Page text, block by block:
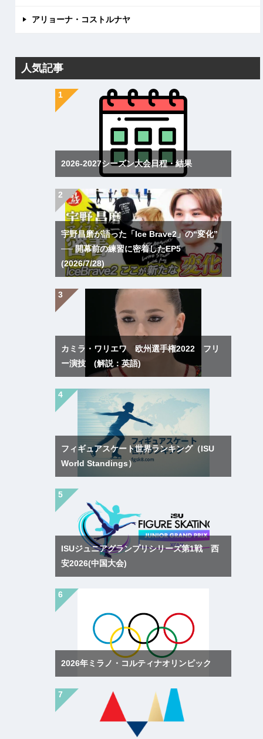
アリョーナ・コストルナヤ
人気記事
2026-2027シーズン大会日程・結果
宇野昌磨が語った「Ice Brave2」の“変化”
── 開幕前の練習に密着したEP5
(2026/7/28)
カミラ・ワリエワ 欧州選手権2022 フリ
ー演技 (解説：英語)
フィギュアスケート世界ランキング（ISU
World Standings）
ISUジュニアグランプリシリーズ第1戦 西
安2026(中国大会)
2026年ミラノ・コルティナオリンピック